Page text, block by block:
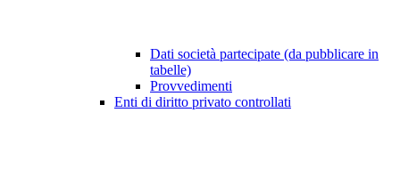
Dati società partecipate (da pubblicare in
tabelle)
Provvedimenti
Enti di diritto privato controllati